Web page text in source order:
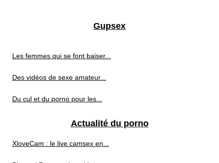
Gupsex
Les femmes qui se font baiser...
Des vidéos de sexe amateur...
Du cul et du porno pour les...
Actualité du porno
XloveCam : le live camsex en...